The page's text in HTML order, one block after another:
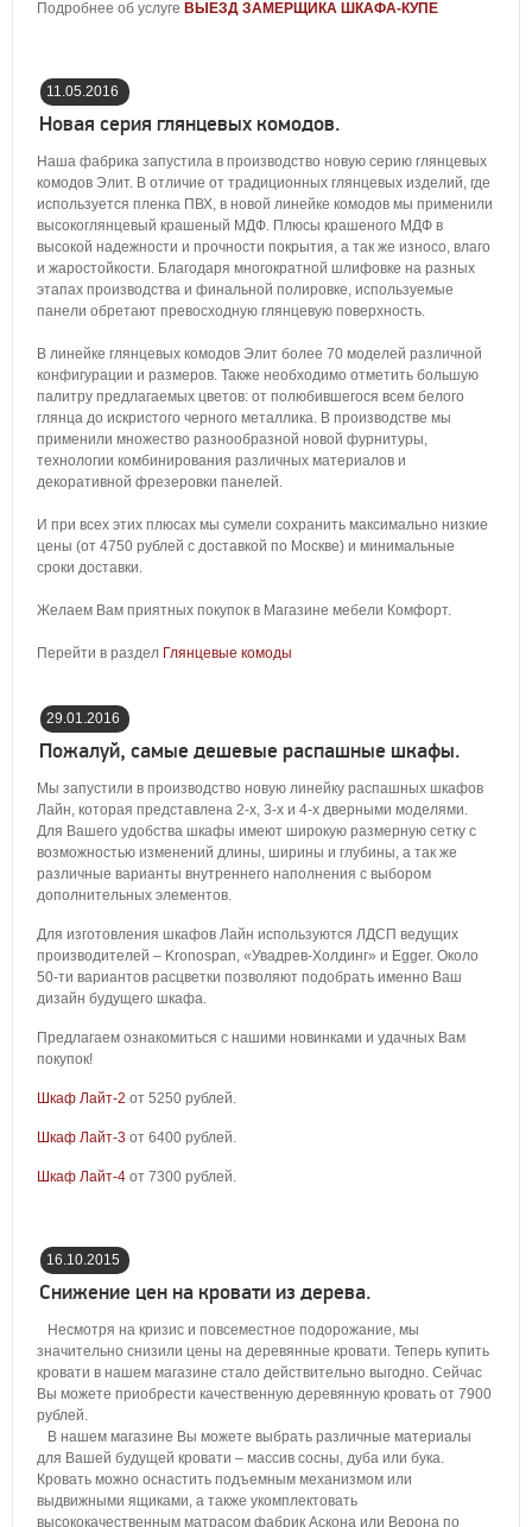
Подробнее об услуге ВЫЕЗД ЗАМЕРЩИКА ШКАФА-КУПЕ
11.05.2016
03:12:00
Новая серия глянцевых комодов.
Наша фабрика запустила в производство новую серию глянцевых
комодов Элит. В отличие от традиционных глянцевых изделий, где
используется пленка ПВХ, в новой линейке комодов мы применили
высокоглянцевый крашеный МДФ. Плюсы крашеного МДФ в
высокой надежности и прочности покрытия, а так же износо, влаго
и жаростойкости. Благодаря многократной шлифовке на разных
этапах производства и финальной полировке, используемые
панели обретают превосходную глянцевую поверхность.
В линейке глянцевых комодов Элит более 70 моделей различной
конфигурации и размеров. Также необходимо отметить большую
палитру предлагаемых цветов: от полюбившегося всем белого
глянца до искристого черного металлика. В производстве мы
применили множество разнообразной новой фурнитуры,
технологии комбинирования различных материалов и
декоративной фрезеровки панелей.
И при всех этих плюсах мы сумели сохранить максимально низкие
цены (от 4750 рублей с доставкой по Москве) и минимальные
сроки доставки.
Желаем Вам приятных покупок в Магазине мебели Комфорт.
Перейти в раздел Глянцевые комоды
29.01.2016
22:17:00
Пожалуй, самые дешевые распашные шкафы.
Мы запустили в производство новую линейку распашных шкафов
Лайн, которая представлена 2-х, 3-х и 4-х дверными моделями.
Для Вашего удобства шкафы имеют широкую размерную сетку с
возможностью изменений длины, ширины и глубины, а так же
различные варианты внутреннего наполнения с выбором
дополнительных элементов.
Для изготовления шкафов Лайн используются ЛДСП ведущих
производителей – Kronospan, «Увадрев-Холдинг» и Egger. Около
50-ти вариантов расцветки позволяют подобрать именно Ваш
дизайн будущего шкафа.
Предлагаем ознакомиться с нашими новинками и удачных Вам
покупок!
Шкаф Лайт-2 от 5250 рублей.
Шкаф Лайт-3 от 6400 рублей.
Шкаф Лайт-4 от 7300 рублей.
16.10.2015
15:43:00
Снижение цен на кровати из дерева.
Несмотря на кризис и повсеместное подорожание, мы
значительно снизили цены на деревянные кровати. Теперь купить
кровати в нашем магазине стало действительно выгодно. Сейчас
Вы можете приобрести качественную деревянную кровать от 7900
рублей.
В нашем магазине Вы можете выбрать различные материалы
для Вашей будущей кровати – массив сосны, дуба или бука.
Кровать можно оснастить подъемным механизмом или
выдвижными ящиками, а также укомплектовать
высококачественным матрасом фабрик Аскона или Верона по